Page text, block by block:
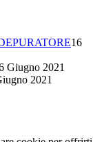
16
Giugno 2021
2021